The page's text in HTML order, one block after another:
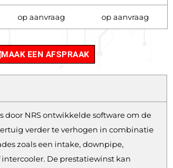
op aanvraag op aanvraag
MAAK EEN AFSPRAAK
door NRS ontwikkelde software om de
verder te verhogen in combinatie
zoals een intake, downpipe,
De prestatiewinst kan